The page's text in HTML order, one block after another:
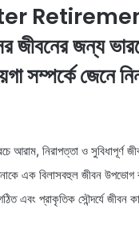
Retirement:
জীবনের জন্য
সম্পর্কে জেনে
আরাম, নিরাপত্তা ও সুবিধাপূর্ণ
এক বিলাসবহুল জীবন উপভোগ
এবং প্রাকৃতিক সৌন্দর্যে জীবন